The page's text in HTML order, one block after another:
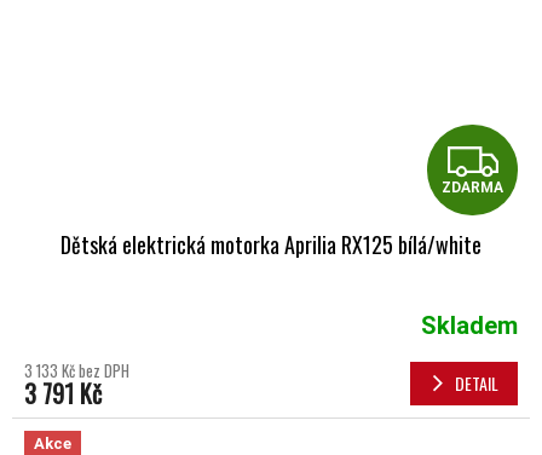
ZDARMA
Dětská elektrická motorka Aprilia RX125 bílá/white
Skladem
3 133 Kč bez DPH
3 791 Kč DETAIL
Akce